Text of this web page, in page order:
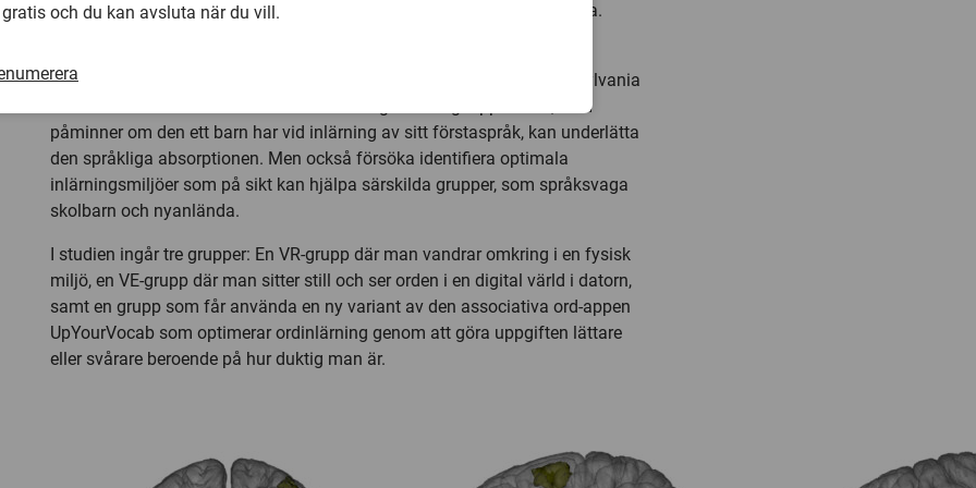
Mårtensson i spetsen har just inlett en studie som gräver djupare i detta.
Med hjälp av Virtual Reality (VR)-teknik ska forskare i Lund och Pennsylvania
tillsammans undersöka huruvida en naturlig inlärningsupplevelse, som
påminner om den ett barn har vid inlärning av sitt förstaspråk, kan underlätta
den språkliga absorptionen. Men också försöka identifiera optimala
inlärningsmiljöer som på sikt kan hjälpa särskilda grupper, som språksvaga
skolbarn och nyanlända.
I studien ingår tre grupper: En VR-grupp där man vandrar omkring i en fysisk
miljö, en VE-grupp där man sitter still och ser orden i en digital värld i datorn,
samt en grupp som får använda en ny variant av den associativa ord-appen
UpYourVocab som optimerar ordinlärning genom att göra uppgiften lättare
eller svårare beroende på hur duktig man är.
gratis och du kan avsluta när du vill.